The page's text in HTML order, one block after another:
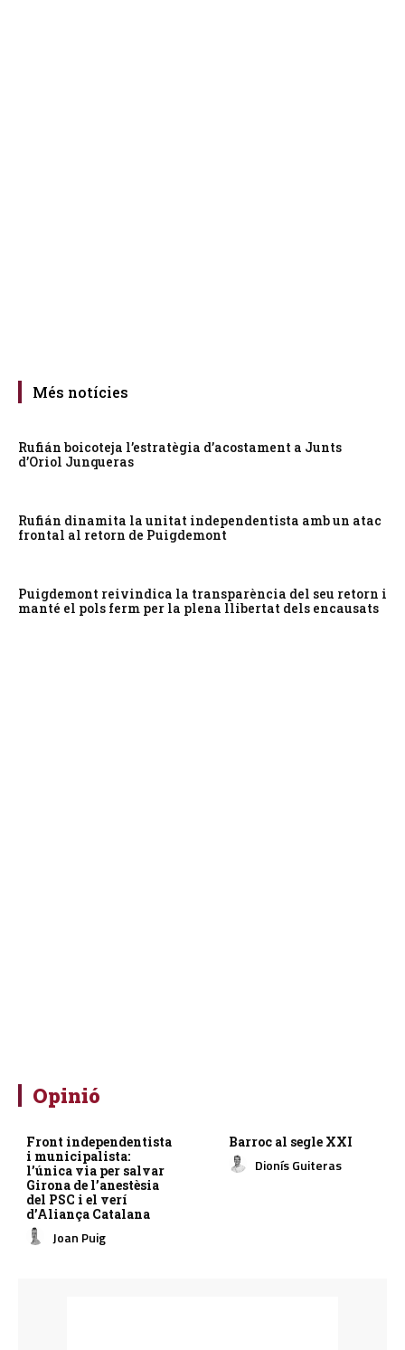
Més notícies
Rufián boicoteja l’estratègia d’acostament a Junts
d’Oriol Junqueras
Rufián dinamita la unitat independentista amb un atac
frontal al retorn de Puigdemont
Puigdemont reivindica la transparència del seu retorn i
manté el pols ferm per la plena llibertat dels encausats
Opinió
Front independentista
i municipalista:
l’única via per salvar
Girona de l’anestèsia
del PSC i el verí
d’Aliança Catalana
Joan Puig
Barroc al segle XXI
Dionís Guiteras